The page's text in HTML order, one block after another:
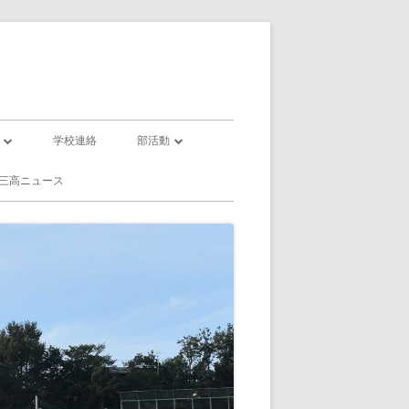
学校連絡 部活動
高ニュース